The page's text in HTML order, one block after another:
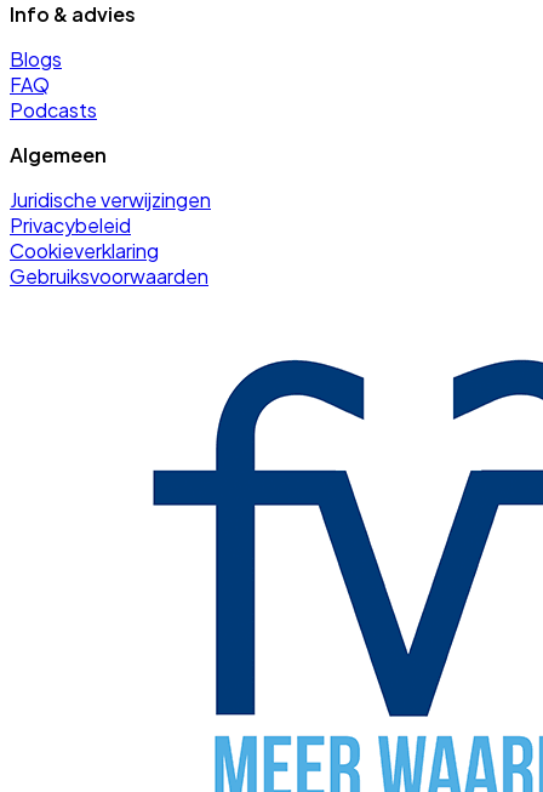
Info & advies
Blogs
FAQ
Podcasts
Algemeen
Juridische verwijzingen
Privacybeleid
Cookieverklaring
Gebruiksvoorwaarden